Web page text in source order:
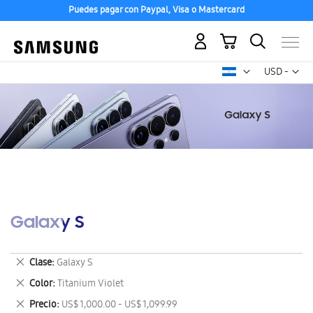
Puedes pagar con Paypal, Visa o Mastercard
USD -
dólar
Mi carrito
Galaxy S
Clase Galaxy S
Eliminar
este
artículo
Color Titanium Violet
Eliminar
este
Precio US$ 1,000.00 - US$ 1,099.99
Eliminar